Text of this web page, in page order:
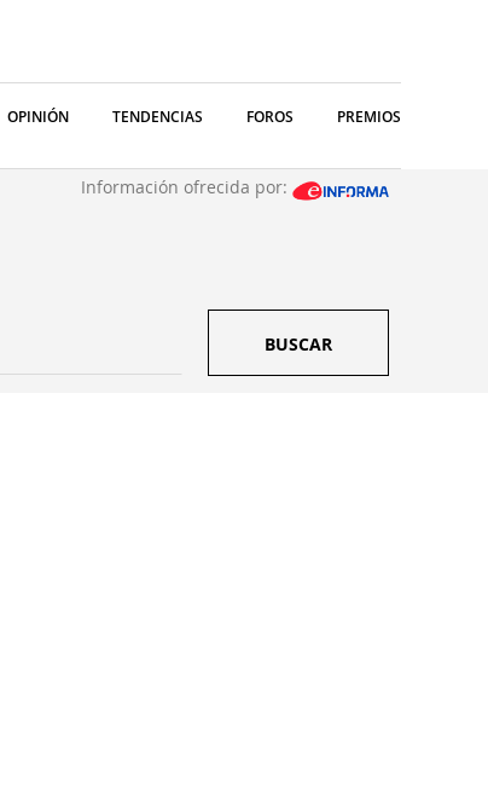
OPINIÓN TENDENCIAS FOROS PREMIOS
Información ofrecida por:
BUSCAR